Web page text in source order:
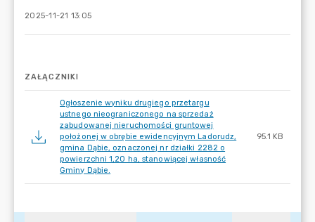
2025-11-21 13:05
ZAŁĄCZNIKI
Ogłoszenie wyniku drugiego przetargu
ustnego nieograniczonego na sprzedaż
zabudowanej nieruchomości gruntowej
położonej w obrębie ewidencyjnym Ladorudz,
gmina Dąbie, oznaczonej nr działki 2282 o
powierzchni 1,20 ha, stanowiącej własność
Gminy Dąbie.
95.1 KB